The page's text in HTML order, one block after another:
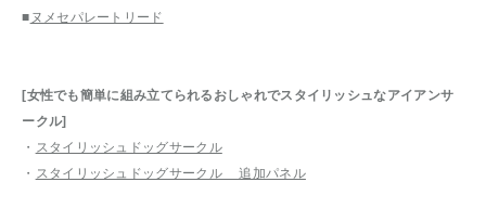
■ ヌメセパレートリード
[女性でも簡単に組み立てられるおしゃれでスタイリッシュなアイアンサ
ークル]
・ スタイリッシュドッグサークル
・ スタイリッシュドッグサークル 追加パネル